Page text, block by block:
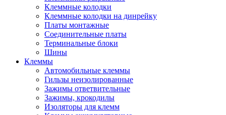
Клеммные колодки
Клеммные колодки на динрейку
Платы монтажные
Соединительные платы
Терминальные блоки
Шины
Клеммы
Автомобильные клеммы
Гильзы неизолированные
Зажимы ответвительные
Зажимы, крокодилы
Изоляторы для клемм